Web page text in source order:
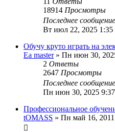
18914 Просмотры
Последнее сообщение
Вт июл 22, 2025 1:35
Обучу круто играть на
Ea master» Пн июн 30,
2 Ответы
2647 Просмотры
Последнее сообщение
Пн июн 30, 2025
Профессиональное
tOMASS » Пн май 16,